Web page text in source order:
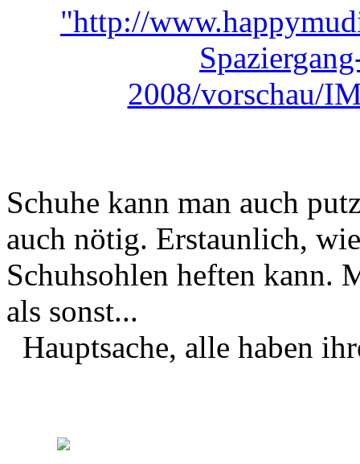
Schuhe kann man auch
auch nötig. Erstaunlich,
Schuhsohlen heften kann.
als sonst...
Hauptsache, alle haben